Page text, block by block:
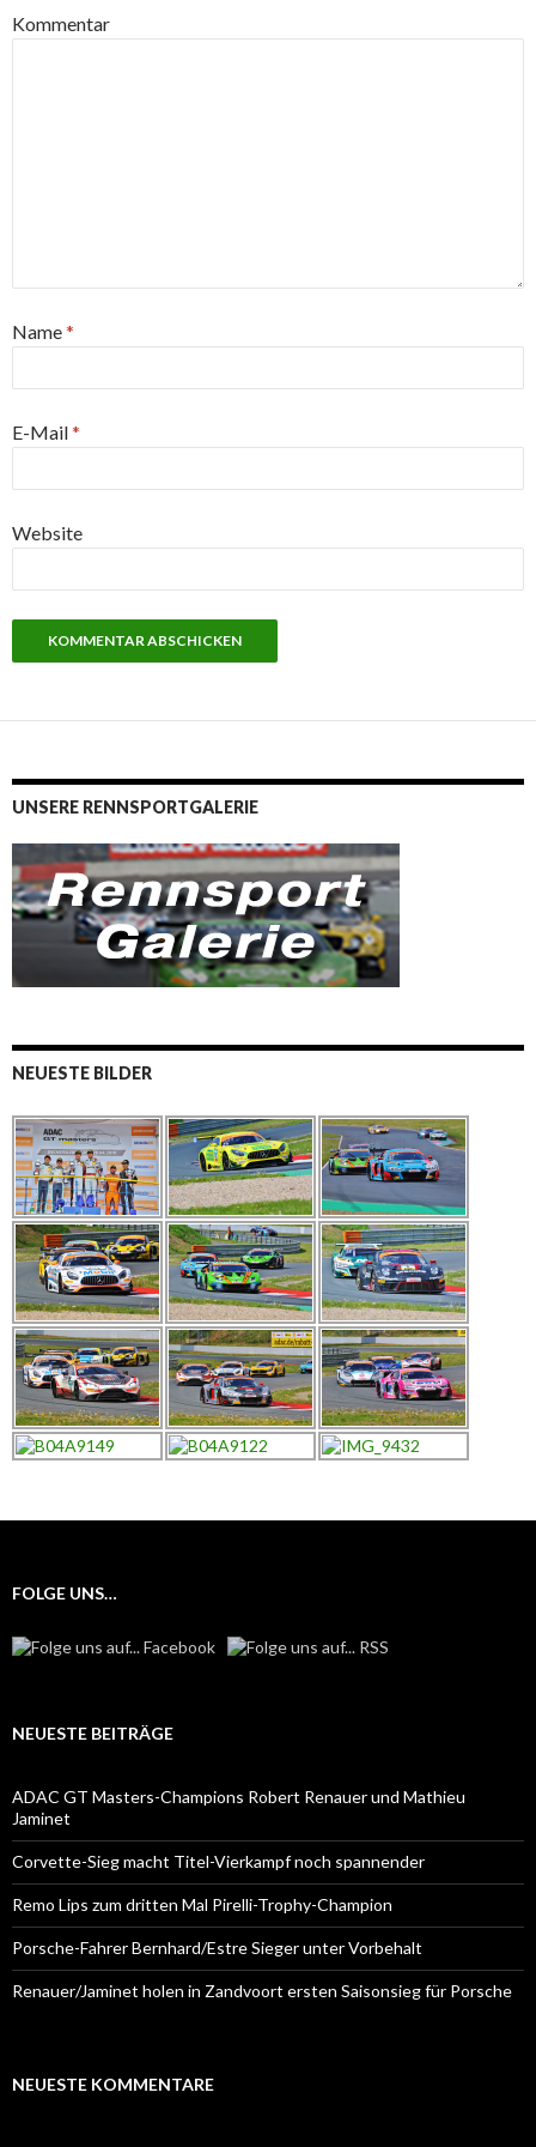
Kommentar
Name*
E-Mail*
Website
UNSERE RENNSPORTGALERIE
NEUESTE BILDER
FOLGE UNS…
NEUESTE BEITRÄGE
ADAC GT Masters-Champions Robert Renauer und Mathieu
Jaminet
Corvette-Sieg macht Titel-Vierkampf noch spannender
Remo Lips zum dritten Mal Pirelli-Trophy-Champion
Porsche-Fahrer Bernhard/Estre Sieger unter Vorbehalt
Renauer/Jaminet holen in Zandvoort ersten Saisonsieg für Porsche
NEUESTE KOMMENTARE